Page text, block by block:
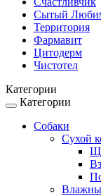
Сытый
Территория
Фармавит
Цитодерм
Чистотел
Категории
Toggle
navigation
Категории
Собаки
Сухой